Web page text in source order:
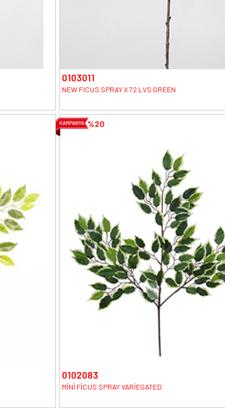
0103011
NEW FICUS SPRAY X 72 LVS GREEN
%20
0102083
MİNİ FİCUS SPRAY VARİEGATED